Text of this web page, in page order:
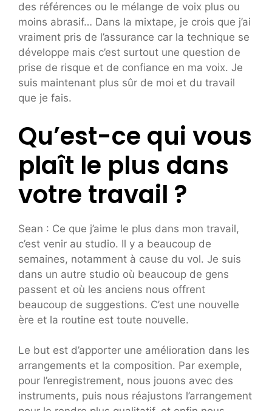
des références ou le mélange de voix plus ou
moins abrasif… Dans la mixtape, je crois que j’ai
vraiment pris de l’assurance car la technique se
développe mais c’est surtout une question de
prise de risque et de confiance en ma voix. Je
suis maintenant plus sûr de moi et du travail
que je fais.
Qu’est-ce qui vous
plaît le plus dans
votre travail ?
Sean : Ce que j’aime le plus dans mon travail,
c’est venir au studio. Il y a beaucoup de
semaines, notamment à cause du vol. Je suis
dans un autre studio où beaucoup de gens
passent et où les anciens nous offrent
beaucoup de suggestions. C’est une nouvelle
ère et la routine est toute nouvelle.
Le but est d’apporter une amélioration dans les
arrangements et la composition. Par exemple,
pour l’enregistrement, nous jouons avec des
instruments, puis nous réajustons l’arrangement